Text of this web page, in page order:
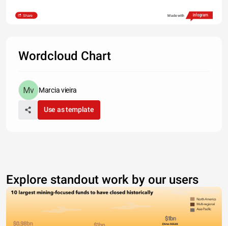
Share Made with
Wordcloud Chart
Marcia vieira
Use as template
Explore standout work by our users